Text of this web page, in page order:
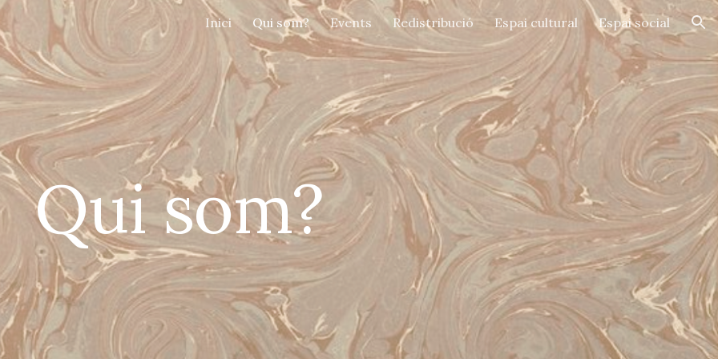
to main content Skip to navigation
Inici Qui som? Events Redistribució Espai cultural Espai social
Qui som?